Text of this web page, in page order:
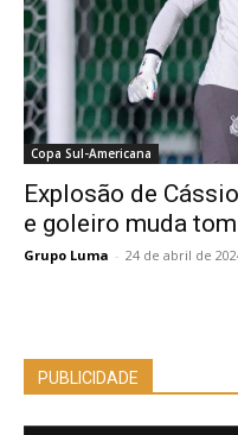
Copa Sul-Americana
Explosão de
e goleiro muda
Grupo Luma - 24 de abril de
PUBLICIDADE